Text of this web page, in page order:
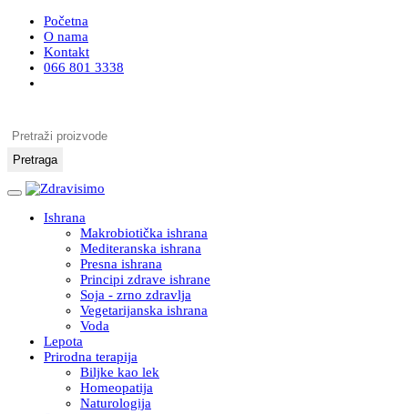
Početna
O nama
Kontakt
066 801 3338
Pretraga
Ishrana
Makrobiotička ishrana
Mediteranska ishrana
Presna ishrana
Principi zdrave ishrane
Soja - zrno zdravlja
Vegetarijanska ishrana
Voda
Lepota
Prirodna terapija
Biljke kao lek
Homeopatija
Naturologija